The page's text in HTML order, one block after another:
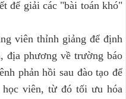
để giải các "bài toán khó"
viên thỉnh giảng để định
địa phương về trường báo
phản hồi sau đào tạo để
viên, từ đó tối ưu hóa